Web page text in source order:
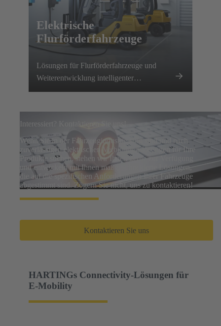
Elektrische
Flurförderfahrzeuge
Lösungen für Flurförderfahrzeuge und
Weiterentwicklung intelligenter
Ladesysteme
Interessiert? Kontaktieren Sie uns!
Wenn Sie in der Fahrzeugindustrie tätig sind und nach
zuverlässigen elektrischen Verbindungslösungen für Ihre
Produkte suchen, stehen wir Ihnen gerne zur Verfügung
und entwickeln mit Ihnen maßgeschneiderte Lösungen,
die auf die spezifischen Anforderungen Ihrer Fahrzeuge
abgestimmt sind. Zögern Sie nicht, uns zu kontaktieren!
Kontaktieren Sie uns
HARTINGs Connectivity-Lösungen für
E-Mobility